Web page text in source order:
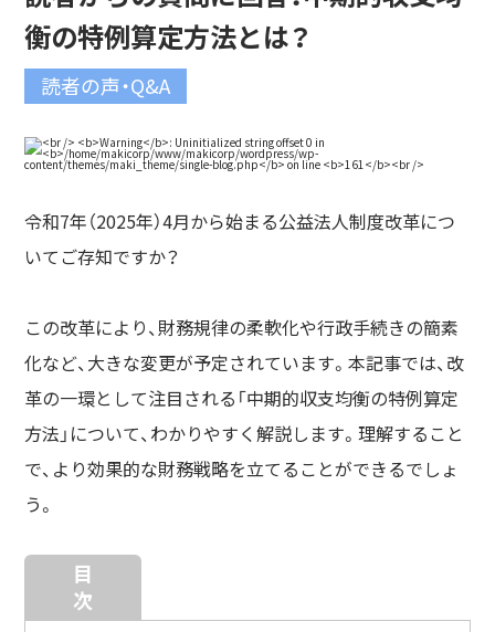
衡の特例算定方法とは？
読者の声・Q&A
令和7年（2025年）4月から始まる公益法人制度改革につ
いてご存知ですか？
この改革により、財務規律の柔軟化や行政手続きの簡素
化など、大きな変更が予定されています。本記事では、改
革の一環として注目される「中期的収支均衡の特例算定
方法」について、わかりやすく解説します。理解すること
で、より効果的な財務戦略を立てることができるでしょ
う。
目
次